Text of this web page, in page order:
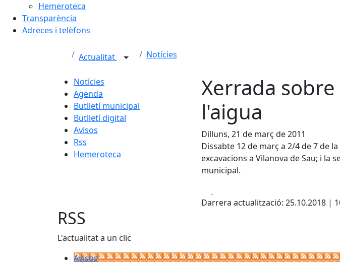
Hemeroteca
Transparència
Adreces i telèfons
Actualitat Notícies
Notícies
Agenda
Butlletí municipal
Butlletí digital
Avisos
Rss
Hemeroteca
Xerrada
l'aigua
Dilluns, 21 de març de 2011
Dissabte 12 de març a 2/4 de 7 de
excavacions a Vilanova de Sau; i la
municipal.
Darrera actualització: 25.10.2018 |
RSS
L'actualitat a un clic
Avisos